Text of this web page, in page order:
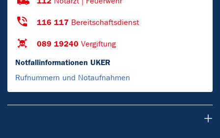
116 117 Bereitschaftsdienst
089 19240 Vergiftung
Notfallinformationen UKER
Rufnummern und Notaufnahmen